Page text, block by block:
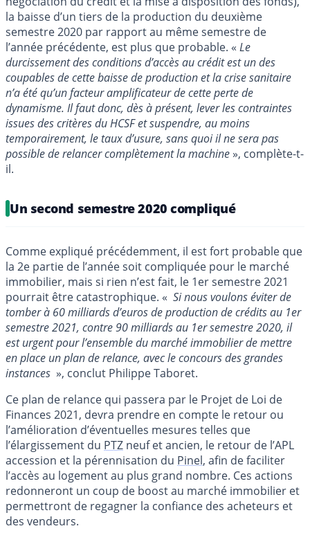
la baisse d’un tiers de la production du deuxième
semestre 2020 par rapport au même semestre de
l’année précédente, est plus que probable. « Le
durcissement des conditions d’accès au crédit est un des
coupables de cette baisse de production et la crise sanitaire
n’a été qu’un facteur amplificateur de cette perte de
dynamisme. Il faut donc, dès à présent, lever les contraintes
issues des critères du HCSF et suspendre, au moins
temporairement, le taux d’usure, sans quoi il ne sera pas
possible de relancer complètement la machine», complète-t-
il.
Un second semestre 2020 compliqué
Comme expliqué précédemment, il est fort probable que
la 2e partie de l’année soit compliquée pour le marché
immobilier, mais si rien n’est fait, le 1er semestre 2021
pourrait être catastrophique. « Si nous voulons éviter de
tomber à 60 milliards d’euros de production de crédits au 1er
semestre 2021, contre 90 milliards au 1er semestre 2020, il
est urgent pour l’ensemble du marché immobilier de mettre
en place un plan de relance, avec le concours des grandes
instances », conclut Philippe Taboret.
Ce plan de relance qui passera par le Projet de Loi de
Finances 2021, devra prendre en compte le retour ou
l’amélioration d’éventuelles mesures telles que
l’élargissement du PTZ neuf et ancien, le retour de l’APL
accession et la pérennisation du Pinel, afin de faciliter
l’accès au logement au plus grand nombre. Ces actions
redonneront un coup de boost au marché immobilier et
permettront de regagner la confiance des acheteurs et
des vendeurs.